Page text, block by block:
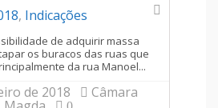
, Indicações
de adquirir massa
os buracos das ruas que
da rua Manoel...
de 2018 Câmara